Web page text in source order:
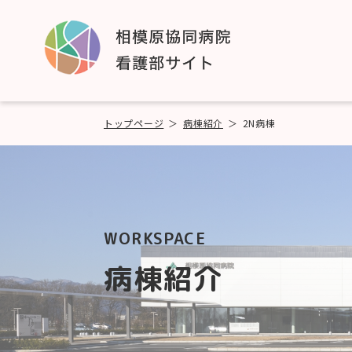
トップページ 病棟紹介 2N病棟
WORKSPACE
病棟紹介